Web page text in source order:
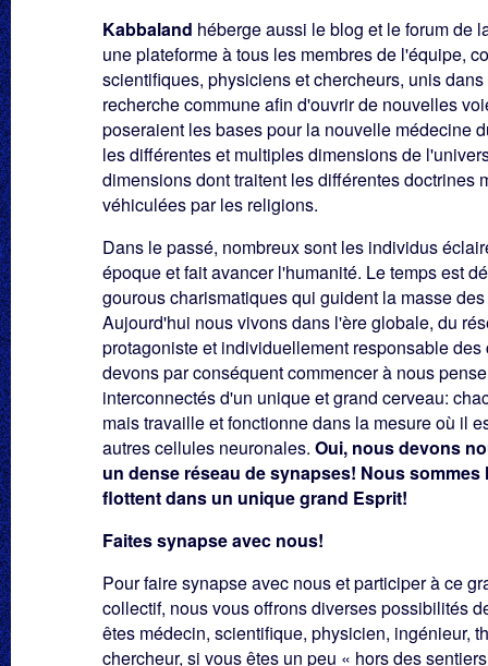
Kabbaland héberge aussi le blog et le forum de
une plateforme à tous les membres de l'équipe,
scientifiques, physiciens et chercheurs, unis
recherche commune afin d'ouvrir de nouvelles
poseraient les bases pour la nouvelle médecine
les différentes et multiples dimensions de
dimensions dont traitent les différentes doctrines
véhiculées par les religions.
Dans le passé, nombreux sont les individus
époque et fait avancer l'humanité. Le temps est
gourous charismatiques qui guident la masse
Aujourd'hui nous vivons dans l'ère globale, du
protagoniste et individuellement responsable
devons par conséquent commencer à nous
interconnectés d'un unique et grand cerveau:
mais travaille et fonctionne dans la mesure où il
autres cellules neuronales. Oui, nous devons
un dense réseau de synapses! Nous sommes
flottentdans un unique grand Esprit!
Faites synapse avec nous!
Pour faire synapse avec nous et participer à ce
collectif, nous vous offrons diverses possibilités
êtes médecin, scientifique, physicien, ingénieur,
chercheur, si vous êtes un peu « hors des